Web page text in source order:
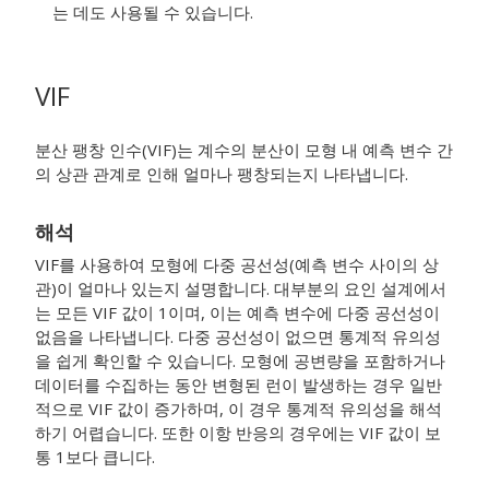
는 데도 사용될 수 있습니다.
VIF
분산 팽창 인수(VIF)는 계수의 분산이 모형 내 예측 변수 간
의 상관 관계로 인해 얼마나 팽창되는지 나타냅니다.
해석
VIF를 사용하여 모형에 다중 공선성(예측 변수 사이의 상
관)이 얼마나 있는지 설명합니다. 대부분의 요인 설계에서
는 모든 VIF 값이 1이며, 이는 예측 변수에 다중 공선성이
없음을 나타냅니다. 다중 공선성이 없으면 통계적 유의성
을 쉽게 확인할 수 있습니다. 모형에 공변량을 포함하거나
데이터를 수집하는 동안 변형된 런이 발생하는 경우 일반
적으로 VIF 값이 증가하며, 이 경우 통계적 유의성을 해석
하기 어렵습니다. 또한 이항 반응의 경우에는 VIF 값이 보
통 1보다 큽니다.